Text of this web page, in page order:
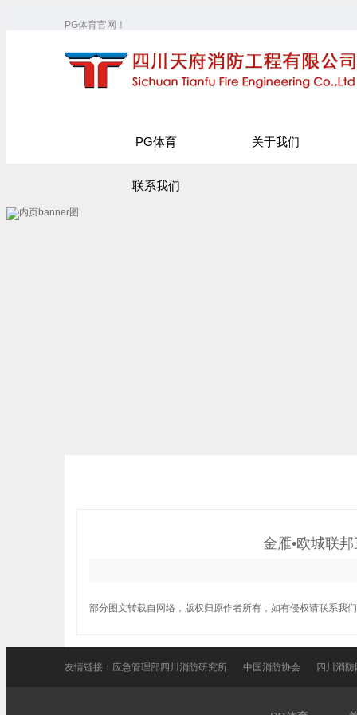
PG体育官网！
PG体育 关于我们
联系我们
金雁•欧城联
部分图文转载自网络，版权归原作者所有，如有侵权请联系我
友情链接： 应急管理部四川消防研究所 中国消防协会 四川消防